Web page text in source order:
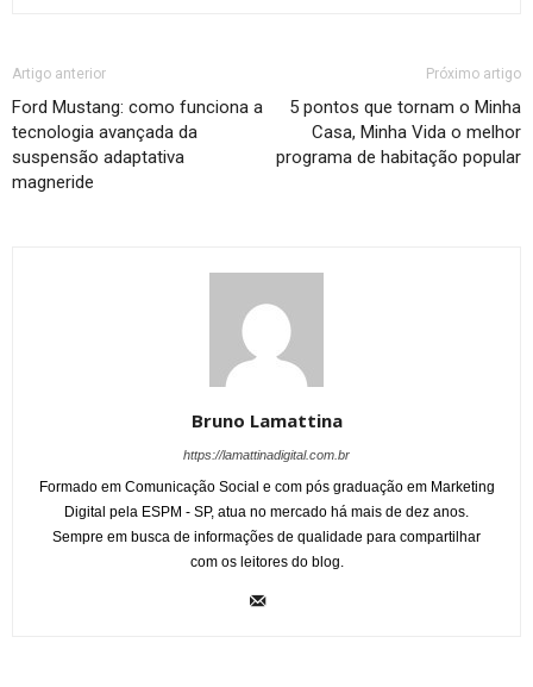
Artigo anterior
Ford Mustang: como funciona a
tecnologia avançada da
suspensão adaptativa
magneride
Próximo artigo
5 pontos que tornam o Minha
Casa, Minha Vida o melhor
programa de habitação popular
Bruno Lamattina
https://lamattinadigital.com.br
Formado em Comunicação Social e com pós graduação em Marketing
Digital pela ESPM - SP, atua no mercado há mais de dez anos.
Sempre em busca de informações de qualidade para compartilhar
com os leitores do blog.